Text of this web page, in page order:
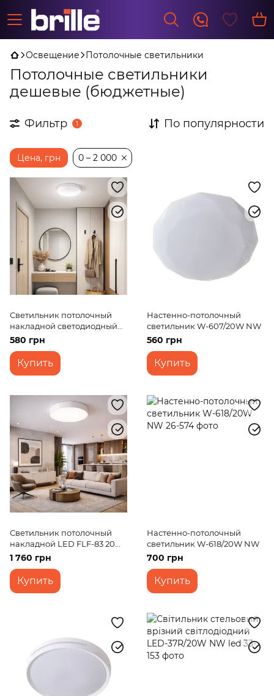
Освещение Потолочные светильники
Потолочные светильники
дешевые (бюджетные)
Фильтр 1 По популярности
Цена, грн 0 – 2 000
Светильник потолочный
накладной светодиодный
LED-471/50W NW
580 грн
Купить
Настенно-потолочный
светильник W-607/20W NW
560 грн
Купить
Светильник потолочный
накладной LED FLF-83 20W
NW WH
1 760 грн
Купить
Настенно-потолочный
светильник W-618/20W NW
700 грн
Купить